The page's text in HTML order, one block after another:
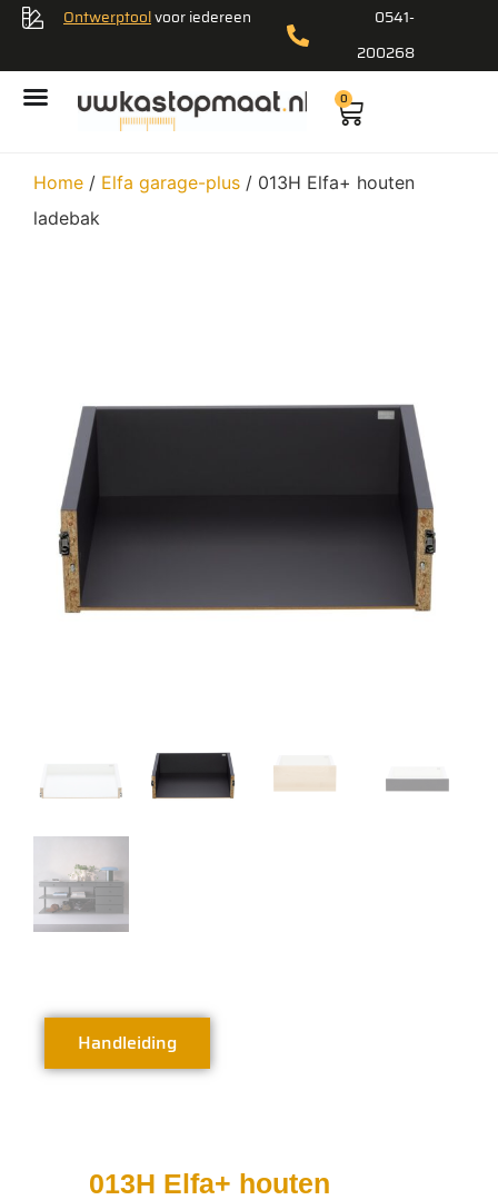
Ontwerptoolvoor iedereen
0541-
200268
0
Home / Elfa garage-plus / 013H Elfa+ houten
ladebak
Handleiding
013H Elfa+ houten